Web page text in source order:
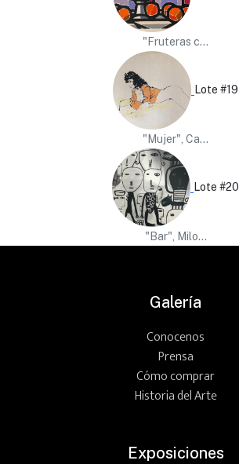
"Fruteras c...
Lote #19
"Mujer", Ca...
Lote #20
"Bar", Milo...
Galería
Conocenos
Prensa
Cómo comprar
Historia del Arte
Exposiciones